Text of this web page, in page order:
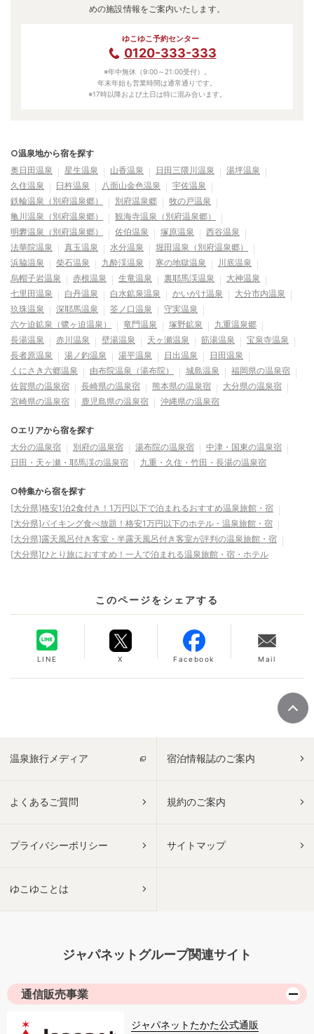
めの施設情報をご案内いたします。
ゆこゆこ予約センター
0120-333-333
※年中無休（9:00～21:00受付）。
年末年始も営業時間は通常通りです。
※17時以降および土日は特に混み合います。
○温泉地から宿を探す
奥日田温泉
星生温泉 山香温泉 日田三隈川温泉
湯坪温泉
久住温泉
臼杵温泉 八面山金色温泉
宇佐温泉
鉄輪温泉（別府温泉郷）
別府温泉郷
牧の戸温泉
亀川温泉（別府温泉郷）
観海寺温泉（別府温泉郷）
明礬温泉（別府温泉郷）
佐伯温泉 塚原温泉
西谷温泉
法華院温泉
真玉温泉 水分温泉
堀田温泉（別府温泉郷）
浜脇温泉
柴石温泉 九酔渓温泉 寒の地獄温泉
川底温泉
烏帽子岩温泉
赤根温泉 生竜温泉 裏耶馬渓温泉
大神温泉
七里田温泉
白丹温泉 白水鉱泉温泉 かいがけ温泉
大分市内温泉
玖珠温泉
深耶馬温泉 筌ノ口温泉
守実温泉
六ケ迫鉱泉（鷺ヶ迫温泉）
竜門温泉 塚野鉱泉
九重温泉郷
長湯温泉
赤川温泉 壁湯温泉 天ヶ瀬温泉 筋湯温泉
宝泉寺温泉
長者原温泉
湯ノ釣温泉 湯平温泉 日出温泉
日田温泉
くにさき六郷温泉
由布院温泉（湯布院） 城島温泉
福岡県の温泉宿
佐賀県の温泉宿
長崎県の温泉宿 熊本県の温泉宿
大分県の温泉宿
宮崎県の温泉宿
鹿児島県の温泉宿 沖縄県の温泉宿
○エリアから宿を探す
大分の温泉宿
別府の温泉宿 湯布院の温泉宿
中津・国東の温泉宿
日田・天ヶ瀬・耶馬渓の温泉宿
九重・久住・竹田・長湯の温泉宿
○特集から宿を探す
[大分県]格安1泊2食付き！1万円以下で泊まれるおすすめ温泉旅館・宿
[大分県]バイキング食べ放題！格安1万円以下のホテル・温泉旅館・宿
[大分県]露天風呂付き客室・半露天風呂付き客室が評判の温泉旅館・宿
[大分県]ひとり旅におすすめ！一人で泊まれる温泉旅館・宿・ホテル
このページをシェアする
LINE X Facebook Mail
温泉旅行メディア 宿泊情報誌のご案内
よくあるご質問 規約のご案内
プライバシーポリシー サイトマップ
ゆこゆことは
ジャパネットグループ関連サイト
通信販売事業
ジャパネットたかた公式通販